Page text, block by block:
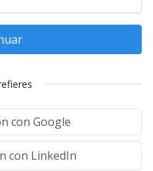
con Google
con LinkedIn